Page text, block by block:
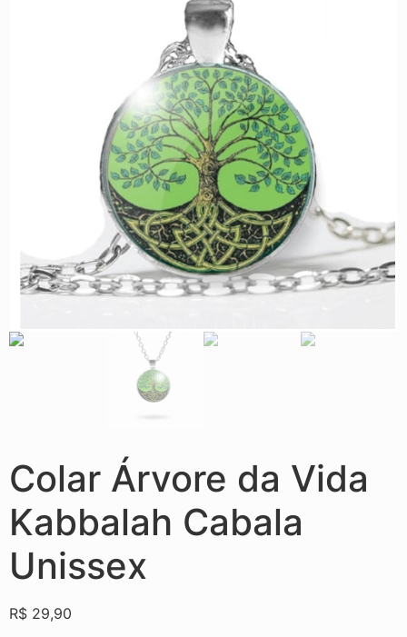
Colar Árvore da Vida
Kabbalah Cabala
Unissex
R$ 29,90